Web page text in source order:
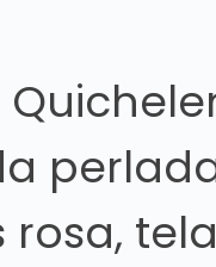
rosa,